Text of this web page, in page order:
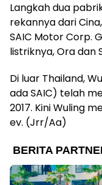
Langkah dua
rekannya dari
SAIC Motor Corp.
listriknya, Ora dan
Di luar Thailand,
ada SAIC) telah
2017. Kini Wuling
ev. (Jrr/Aa)